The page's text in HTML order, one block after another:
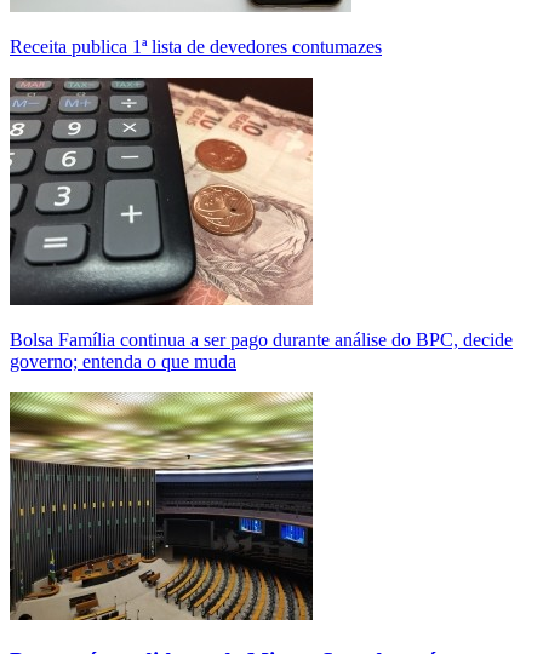
Receita publica 1ª lista de devedores contumazes
Bolsa Família continua a ser pago durante análise do BPC, decide
governo; entenda o que muda